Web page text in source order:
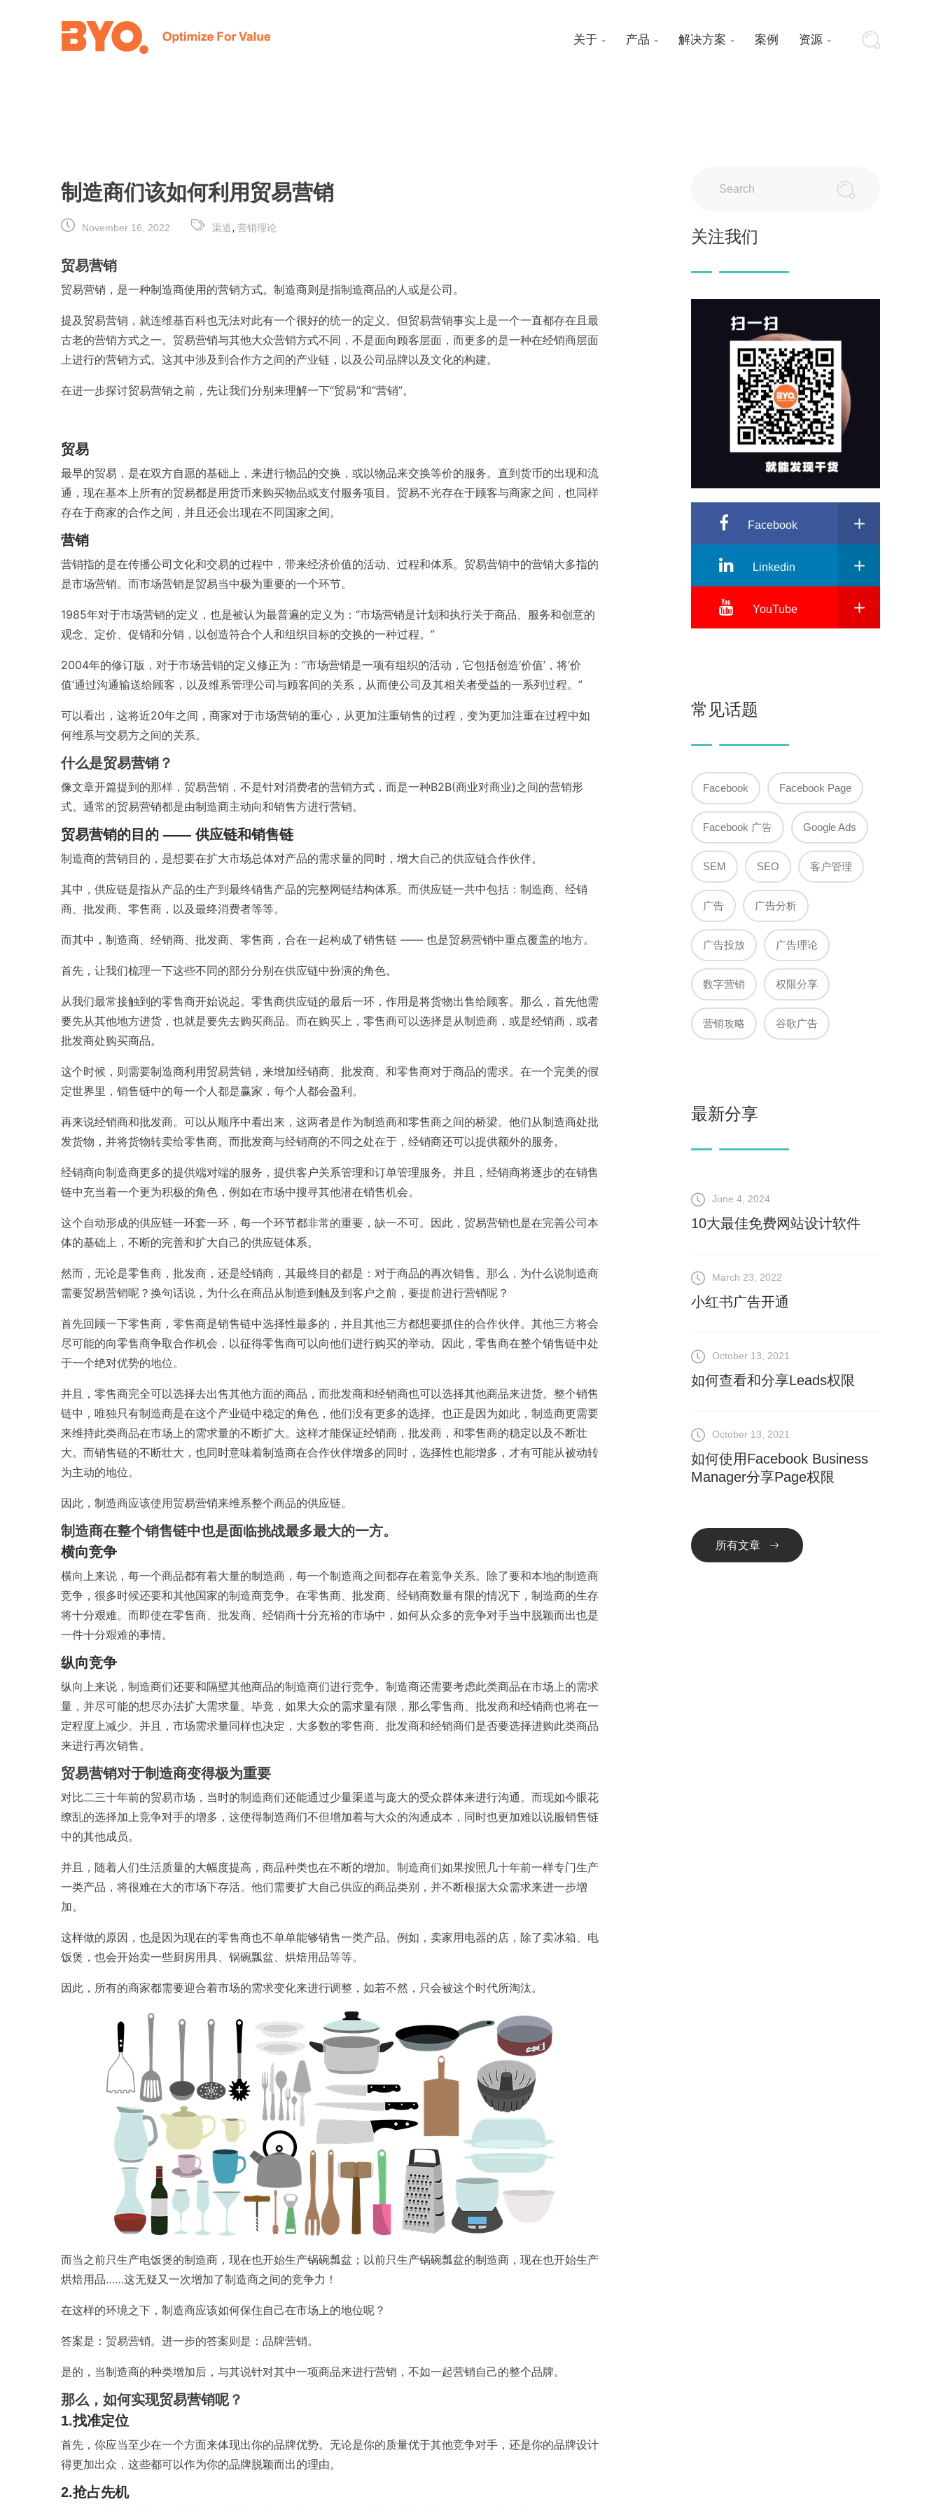
关于  产品  解决方案  案例 资源 
制造商们该如何利用贸易营销
November 16, 2022 渠道, 营销理论
贸易营销
贸易营销，是一种制造商使用的营销方式。制造商则是指制造商品的人或是公司。
提及贸易营销，就连维基百科也无法对此有一个很好的统一的定义。但贸易营销事实上是一个一直都存在且最
古老的营销方式之一。贸易营销与其他大众营销方式不同，不是面向顾客层面，而更多的是一种在经销商层面
上进行的营销方式。这其中涉及到合作方之间的产业链，以及公司品牌以及文化的构建。
在进一步探讨贸易营销之前，先让我们分别来理解一下“贸易”和“营销”。
贸易
最早的贸易，是在双方自愿的基础上，来进行物品的交换，或以物品来交换等价的服务。直到货币的出现和流
通，现在基本上所有的贸易都是用货币来购买物品或支付服务项目。贸易不光存在于顾客与商家之间，也同样
存在于商家的合作之间，并且还会出现在不同国家之间。
营销
营销指的是在传播公司文化和交易的过程中，带来经济价值的活动、过程和体系。贸易营销中的营销大多指的
是市场营销。而市场营销是贸易当中极为重要的一个环节。
1985年对于市场营销的定义，也是被认为最普遍的定义为：“市场营销是计划和执行关于商品、服务和创意的
观念、定价、促销和分销，以创造符合个人和组织目标的交换的一种过程。”
2004年的修订版，对于市场营销的定义修正为：“市场营销是一项有组织的活动，它包括创造‘价值’，将‘价
值’通过沟通输送给顾客，以及维系管理公司与顾客间的关系，从而使公司及其相关者受益的一系列过程。”
可以看出，这将近20年之间，商家对于市场营销的重心，从更加注重销售的过程，变为更加注重在过程中如
何维系与交易方之间的关系。
什么是贸易营销？
像文章开篇提到的那样，贸易营销，不是针对消费者的营销方式，而是一种B2B(商业对商业)之间的营销形
式。通常的贸易营销都是由制造商主动向和销售方进行营销。
贸易营销的目的 —— 供应链和销售链
制造商的营销目的，是想要在扩大市场总体对产品的需求量的同时，增大自己的供应链合作伙伴。
其中，供应链是指从产品的生产到最终销售产品的完整网链结构体系。而供应链一共中包括：制造商、经销
商、批发商、零售商，以及最终消费者等等。
而其中，制造商、经销商、批发商、零售商，合在一起构成了销售链 —— 也是贸易营销中重点覆盖的地方。
首先，让我们梳理一下这些不同的部分分别在供应链中扮演的角色。
从我们最常接触到的零售商开始说起。零售商供应链的最后一环，作用是将货物出售给顾客。那么，首先他需
要先从其他地方进货，也就是要先去购买商品。而在购买上，零售商可以选择是从制造商，或是经销商，或者
批发商处购买商品。
这个时候，则需要制造商利用贸易营销，来增加经销商、批发商、和零售商对于商品的需求。在一个完美的假
定世界里，销售链中的每一个人都是赢家，每个人都会盈利。
再来说经销商和批发商。可以从顺序中看出来，这两者是作为制造商和零售商之间的桥梁。他们从制造商处批
发货物，并将货物转卖给零售商。而批发商与经销商的不同之处在于，经销商还可以提供额外的服务。
经销商向制造商更多的提供端对端的服务，提供客户关系管理和订单管理服务。并且，经销商将逐步的在销售
链中充当着一个更为积极的角色，例如在市场中搜寻其他潜在销售机会。
这个自动形成的供应链一环套一环，每一个环节都非常的重要，缺一不可。因此，贸易营销也是在完善公司本
体的基础上，不断的完善和扩大自己的供应链体系。
然而，无论是零售商，批发商，还是经销商，其最终目的都是：对于商品的再次销售。那么，为什么说制造商
需要贸易营销呢？换句话说，为什么在商品从制造到触及到客户之前，要提前进行营销呢？
首先回顾一下零售商，零售商是销售链中选择性最多的，并且其他三方都想要抓住的合作伙伴。其他三方将会
尽可能的向零售商争取合作机会，以征得零售商可以向他们进行购买的举动。因此，零售商在整个销售链中处
于一个绝对优势的地位。
并且，零售商完全可以选择去出售其他方面的商品，而批发商和经销商也可以选择其他商品来进货。整个销售
链中，唯独只有制造商是在这个产业链中稳定的角色，他们没有更多的选择。也正是因为如此，制造商更需要
来维持此类商品在市场上的需求量的不断扩大。这样才能保证经销商，批发商，和零售商的稳定以及不断壮
大。而销售链的不断壮大，也同时意味着制造商在合作伙伴增多的同时，选择性也能增多，才有可能从被动转
为主动的地位。
因此，制造商应该使用贸易营销来维系整个商品的供应链。
制造商在整个销售链中也是面临挑战最多最大的一方。
横向竞争
横向上来说，每一个商品都有着大量的制造商，每一个制造商之间都存在着竞争关系。除了要和本地的制造商
竞争，很多时候还要和其他国家的制造商竞争。在零售商、批发商、经销商数量有限的情况下，制造商的生存
将十分艰难。而即使在零售商、批发商、经销商十分充裕的市场中，如何从众多的竞争对手当中脱颖而出也是
一件十分艰难的事情。
纵向竞争
纵向上来说，制造商们还要和隔壁其他商品的制造商们进行竞争。制造商还需要考虑此类商品在市场上的需求
量，并尽可能的想尽办法扩大需求量。毕竟，如果大众的需求量有限，那么零售商、批发商和经销商也将在一
定程度上减少。并且，市场需求量同样也决定，大多数的零售商、批发商和经销商们是否要选择进购此类商品
来进行再次销售。
贸易营销对于制造商变得极为重要
对比二三十年前的贸易市场，当时的制造商们还能通过少量渠道与庞大的受众群体来进行沟通。而现如今眼花
缭乱的选择加上竞争对手的增多，这使得制造商们不但增加着与大众的沟通成本，同时也更加难以说服销售链
中的其他成员。
并且，随着人们生活质量的大幅度提高，商品种类也在不断的增加。制造商们如果按照几十年前一样专门生产
一类产品，将很难在大的市场下存活。他们需要扩大自己供应的商品类别，并不断根据大众需求来进一步增
加。
这样做的原因，也是因为现在的零售商也不单单能够销售一类产品。例如，卖家用电器的店，除了卖冰箱、电
饭煲，也会开始卖一些厨房用具、锅碗瓢盆、烘焙用品等等。
因此，所有的商家都需要迎合着市场的需求变化来进行调整，如若不然，只会被这个时代所淘汰。
而当之前只生产电饭煲的制造商，现在也开始生产锅碗瓢盆；以前只生产锅碗瓢盆的制造商，现在也开始生产
烘焙用品……这无疑又一次增加了制造商之间的竞争力！
在这样的环境之下，制造商应该如何保住自己在市场上的地位呢？
答案是：贸易营销。进一步的答案则是：品牌营销。
是的，当制造商的种类增加后，与其说针对其中一项商品来进行营销，不如一起营销自己的整个品牌。
那么，如何实现贸易营销呢？
1.找准定位
首先，你应当至少在一个方面来体现出你的品牌优势。无论是你的质量优于其他竞争对手，还是你的品牌设计
得更加出众，这些都可以作为你的品牌脱颖而出的理由。
2.抢占先机
关注我们
Facebook
Linkedin
YouTube
常见话题
Facebook Facebook Page
Facebook 广告 Google Ads
SEM SEO 客户管理
广告 广告分析
广告投放 广告理论
数字营销 权限分享
营销攻略 谷歌广告
最新分享
June 4, 2024
10大最佳免费网站设计软件
March 23, 2022
小红书广告开通
October 13, 2021
如何查看和分享Leads权限
October 13, 2021
如何使用Facebook Business
Manager分享Page权限
所有文章